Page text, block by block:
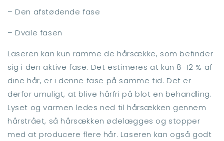
– Den afstødende fase
– Dvale fasen
Laseren kan kun ramme de hårsække, som befinder
sig i den aktive fase. Det estimeres at kun 8-12 % af
dine hår, er i denne fase på samme tid. Det er
derfor umuligt, at blive hårfri på blot en behandling.
Lyset og varmen ledes ned til hårsækken gennem
hårstrået, så hårsækken ødelægges og stopper
med at producere flere hår. Laseren kan også godt